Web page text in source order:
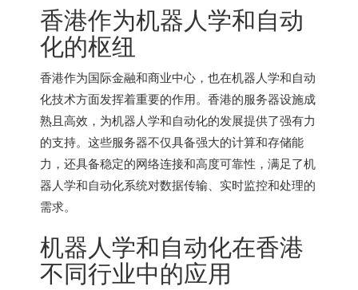
香港作为机器人学和自动
化的枢纽
香港作为国际金融和商业中心，也在机器人学和自动
化技术方面发挥着重要的作用。香港的服务器设施成
熟且高效，为机器人学和自动化的发展提供了强有力
的支持。这些服务器不仅具备强大的计算和存储能
力，还具备稳定的网络连接和高度可靠性，满足了机
器人学和自动化系统对数据传输、实时监控和处理的
需求。
机器人学和自动化在香港
不同行业中的应用